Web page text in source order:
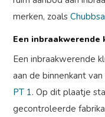
merken, zoals
Een inbraakwerende
Een inbraakwerende
aan de binnenkant
PT 1. Op dit plaatje
gecontroleerde